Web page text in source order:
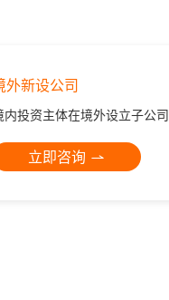
外新设公司
内投资主体在境外设立子公司
立即咨询